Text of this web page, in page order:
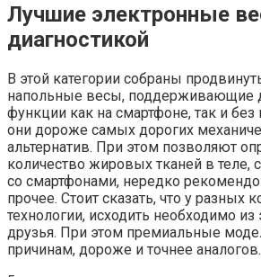
Лучшие электронные
диагностикой
В этой категории собраны
напольные весы, поддерживающие
функции как на смартфоне, так и без
они дороже самых дорогих
альтернатив. При этом позволяют
количество жировых тканей в теле,
со смартфонами, нередко
прочее. Стоит сказать, что у разных
технологии, исходить необходимо из
друзья. При этом премиальные
причинам, дороже и точнее аналогов.